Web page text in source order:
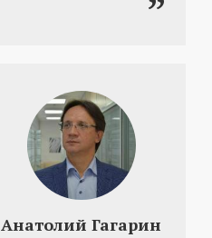
Анатолий Гагарин